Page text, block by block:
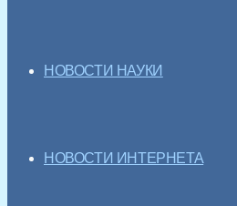
НОВОСТИ НАУКИ
НОВОСТИ ИНТЕРНЕТА